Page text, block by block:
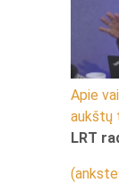
Apie
aukštų
LRT